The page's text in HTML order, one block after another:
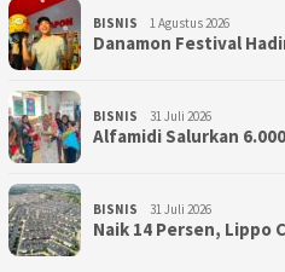
BISNIS 1 Agustus 2026
Danamon Festival
BISNIS 31 Juli 2026
Alfamidi Salurkan
BISNIS 31 Juli 2026
Naik 14 Persen, Lippo